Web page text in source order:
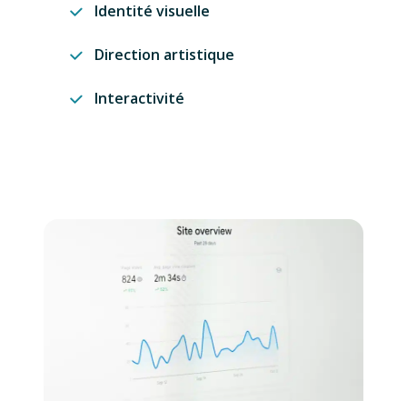
Identité visuelle
Direction artistique
Interactivité